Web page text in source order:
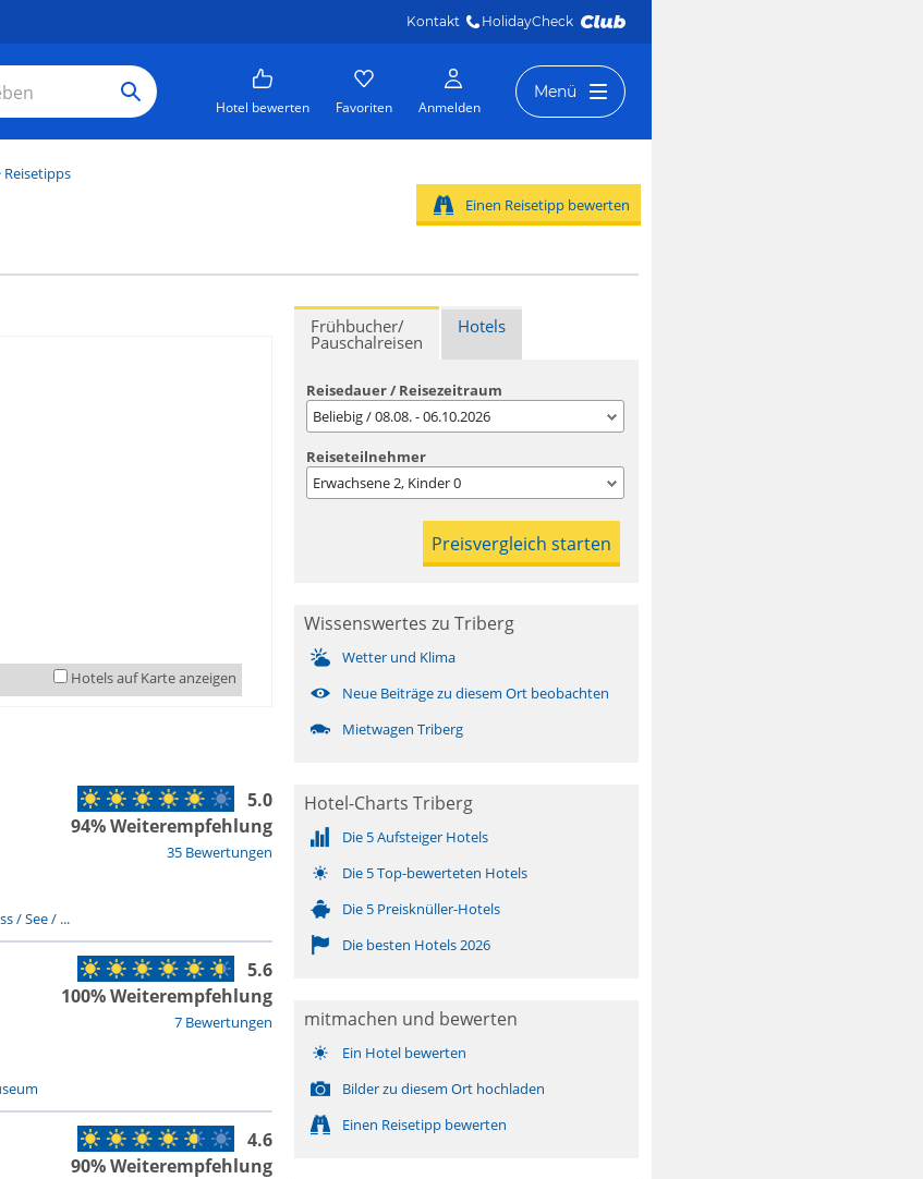
Kontakt HolidayCheck
Hotel bewerten Favoriten Anmelden
Menü
Einen Reisetipp bewerten
Hotels auf Karte anzeigen
35 Bewertungen
5.0
94% Weiterempfehlung
/ See / ...
7 Bewertungen
5.6
100% Weiterempfehlung
4.6
90% Weiterempfehlung
Frühbucher/
Pauschalreisen
Hotels
Reisedauer / Reisezeitraum
Beliebig / 08.08. - 06.10.2026
Reiseteilnehmer
Erwachsene2, Kinder0
Wissenswertes zu Triberg
Wetter und Klima
Neue Beiträge zu diesem Ort beobachten
Mietwagen Triberg
Hotel-Charts Triberg
Die 5 Aufsteiger Hotels
Die 5 Top-bewerteten Hotels
Die 5 Preisknüller-Hotels
Die besten Hotels 2026
mitmachen und bewerten
Ein Hotel bewerten
Bilder zu diesem Ort hochladen
Einen Reisetipp bewerten